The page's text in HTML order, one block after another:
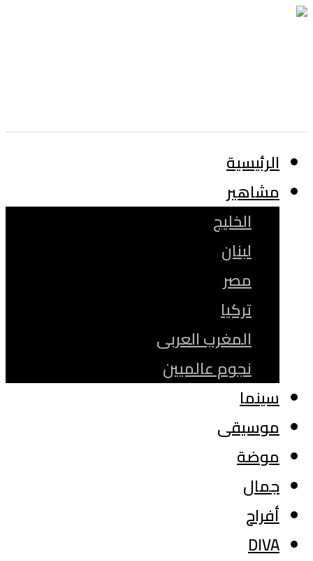
الرئيسية
مشاهير
الخليج
لبنان
مصر
تركيا
المغرب العربى
نجوم عالميين
سينما
موسيقى
موضة
جمال
أفراح
DIVA